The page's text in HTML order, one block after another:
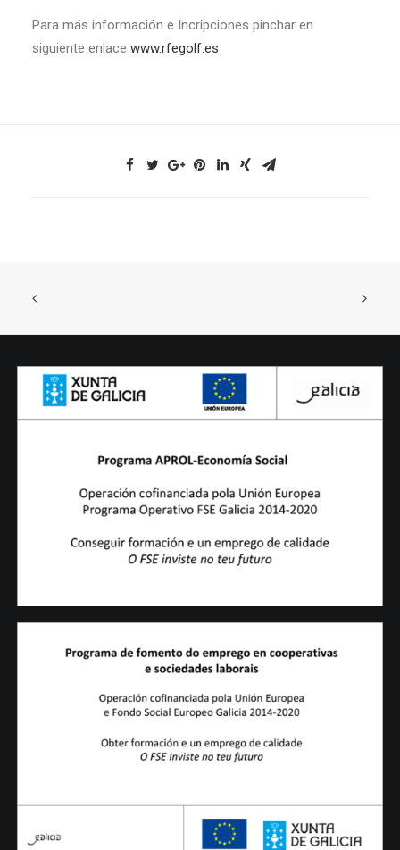
Para más información e Incripciones pinchar en
siguiente enlace www.rfegolf.es